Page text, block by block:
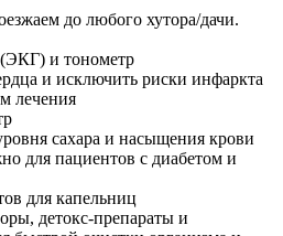
до любого хутора/дачи.
и тонометр
и исключить риски инфаркта
лечения
сахара и насыщения крови
для пациентов с диабетом и
для капельниц
детокс-препараты и